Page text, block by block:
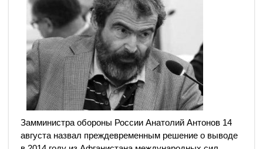
Замминистра обороны России Анатолий Антонов 14
августа назвал преждевременным решение о выводе